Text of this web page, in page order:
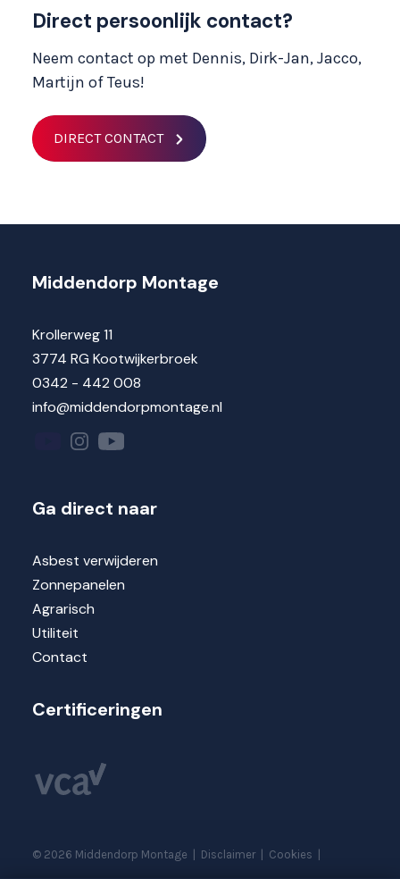
Direct persoonlijk contact?
Neem contact op met Dennis, Dirk-Jan, Jacco,
Martijn of Teus!
DIRECT CONTACT
Middendorp Montage
Krollerweg 11
3774 RG Kootwijkerbroek
0342 - 442 008
info@middendorpmontage.nl
Ga direct naar
Asbest verwijderen
Zonnepanelen
Agrarisch
Utiliteit
Contact
Certificeringen
© 2026 Middendorp Montage | Disclaimer | Cookies |